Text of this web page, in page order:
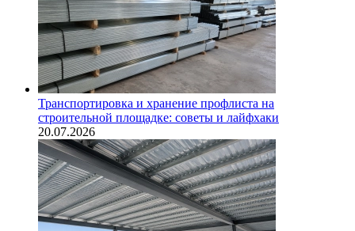
Транспортировка и хранение профлиста на
строительной площадке: советы и лайфхаки
20.07.2026